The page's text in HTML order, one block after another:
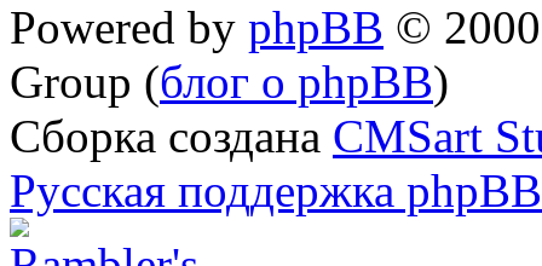
Powered by phpBB ©
Group (блог о phpBB)
Сборка создана CMSart
Русская поддержка phpBB